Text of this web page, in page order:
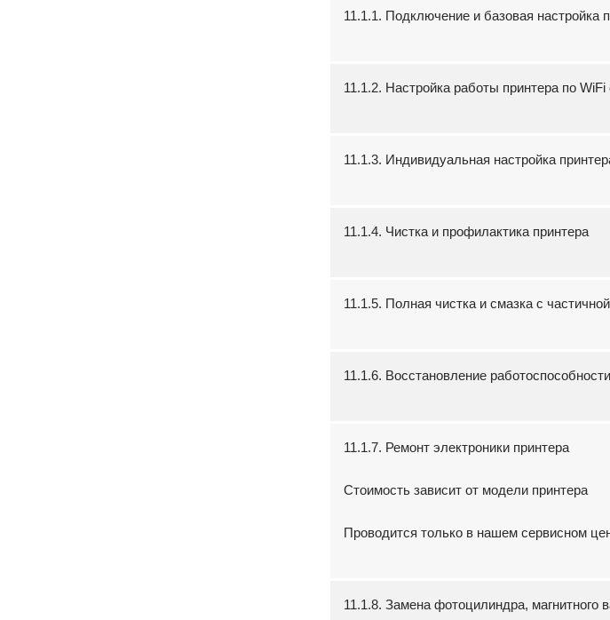
11.1.1. Подключение и базовая настройка
11.1.2. Настройка работы принтера по WiFi
11.1.3. Индивидуальная настройка
11.1.4. Чистка и профилактика принтера
11.1.5. Полная чистка и смазка с
11.1.6. Восстановление
11.1.7. Ремонт электроники принтера
Стоимость зависит от модели принтера
Проводится только в нашем сервисном
11.1.8. Замена фотоцилиндра, магнитного